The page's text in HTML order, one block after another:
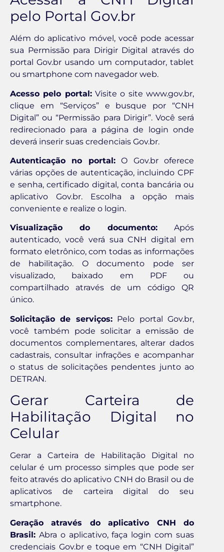
pelo Portal Gov.br
Além do aplicativo móvel, você pode acessar
sua Permissão para Dirigir Digital através do
portal Gov.br usando um computador, tablet
ou smartphone com navegador web.
Acesso pelo portal:Visite o site www.gov.br,
clique em “Serviços” e busque por “CNH
Digital” ou “Permissão para Dirigir”. Você será
redirecionado para a página de login onde
deverá inserir suas credenciais Gov.br.
Autenticação no portal:O Gov.br oferece
várias opções de autenticação, incluindo CPF
e senha, certificado digital, conta bancária ou
aplicativo Gov.br. Escolha a opção mais
conveniente e realize o login.
Visualização do documento:Após
autenticado, você verá sua CNH digital em
formato eletrônico, com todas as informações
de habilitação. O documento pode ser
visualizado, baixado em PDF ou
compartilhado através de um código QR
único.
Solicitação de serviços:Pelo portal Gov.br,
você também pode solicitar a emissão de
documentos complementares, alterar dados
cadastrais, consultar infrações e acompanhar
o status de solicitações pendentes junto ao
DETRAN.
Gerar Carteira de
Habilitação Digital no
Celular
Gerar a Carteira de Habilitação Digital no
celular é um processo simples que pode ser
feito através do aplicativo CNH do Brasil ou de
aplicativos de carteira digital do seu
smartphone.
Geração através do aplicativo CNH do
Brasil: Abra o aplicativo, faça login com suas
credenciais Gov.br e toque em “CNH Digital”